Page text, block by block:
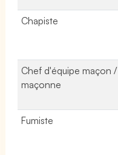
Chapiste
Chef d'équipe maçon /
maçonne
Fumiste